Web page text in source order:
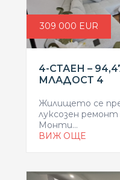
309 000 EUR
4-СТАЕН –
МЛАДОСТ 4
Жилището се
луксозен ремонт
Монти...
ВИЖ ОЩЕ